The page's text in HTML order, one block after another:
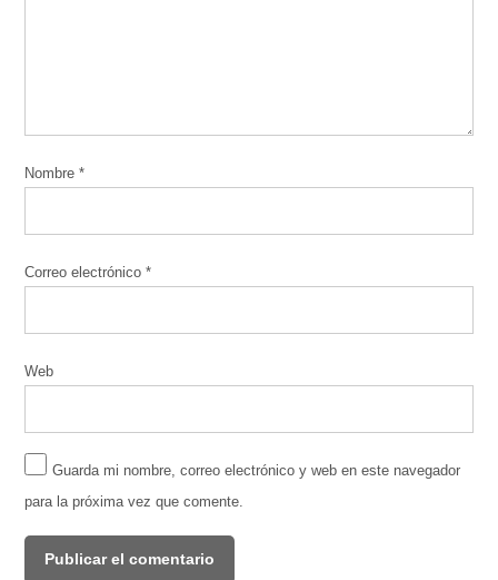
Nombre*
Correo electrónico*
Web
Guarda mi nombre, correo electrónico y web en este navegador
para la próxima vez que comente.